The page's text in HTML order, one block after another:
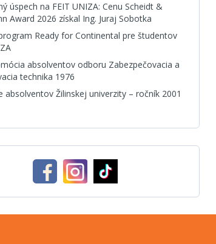
úspech na FEIT UNIZA: Cenu Scheidt &
Award 2026 získal Ing. Juraj Sobotka
Ready for Continental pre študentov
absolventov odboru Zabezpečovacia a
technika 1976
absolventov Žilinskej univerzity – ročník 2001